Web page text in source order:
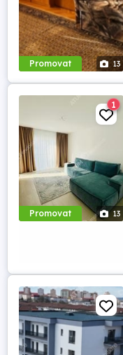
Promovat 13
Promovat 13
1